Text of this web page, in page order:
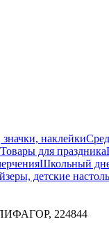
наклейки
Товары для праздника
Школьный
детские
224844